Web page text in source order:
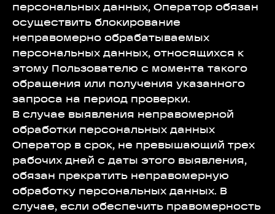
персональных данных, Оператор обязан
осуществить блокирование
неправомерно обрабатываемых
персональных данных, относящихся к
этому Пользователю с момента такого
обращения или получения указанного
запроса на период проверки.
В случае выявления неправомерной
обработки персональных данных
Оператор в срок, не превышающий трех
рабочих дней с даты этого выявления,
обязан прекратить неправомерную
обработку персональных данных. В
случае, если обеспечить правомерность